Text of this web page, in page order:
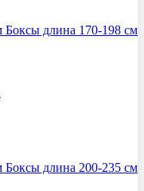
Боксы длина 170-198 см
Боксы длина 200-235 см